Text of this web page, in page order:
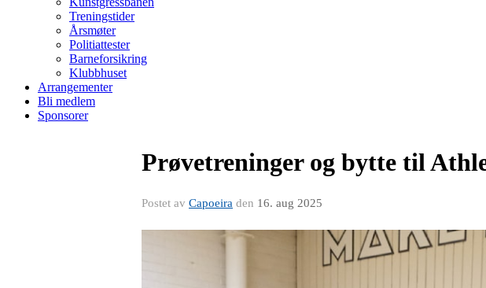
Treningstider
Årsmøter
Politiattester
Barneforsikring
Klubbhuset
Arrangementer
Bli medlem
Sponsorer
Prøvetreninger og bytte til
Postet av Capoeira den 16. aug 2025